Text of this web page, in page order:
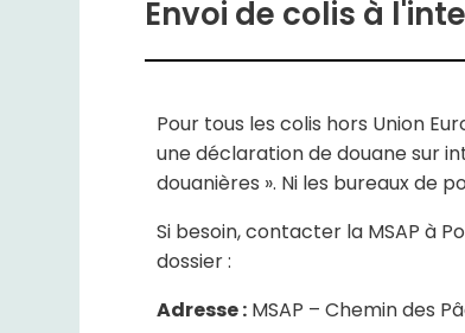
Envoi de colis à
Pour tous les colis hors Union
une déclaration de douane sur
douanières ». Ni les bureaux de
Si besoin, contacter la MSAP à
dossier :
Adresse :MSAP – Chemin des